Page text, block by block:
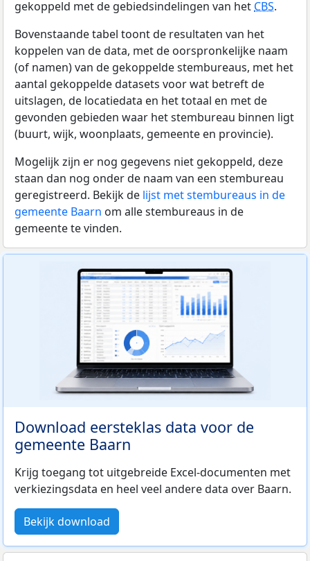
gekoppeld met de gebiedsindelingen van het CBS.
Bovenstaande tabel toont de resultaten van het
koppelen van de data, met de oorspronkelijke naam
(of namen) van de gekoppelde stembureaus, met het
aantal gekoppelde datasets voor wat betreft de
uitslagen, de locatiedata en het totaal en met de
gevonden gebieden waar het stembureau binnen ligt
(buurt, wijk, woonplaats, gemeente en provincie).
Mogelijk zijn er nog gegevens niet gekoppeld, deze
staan dan nog onder de naam van een stembureau
geregistreerd. Bekijk de lijst met stembureaus in de
gemeente Baarn om alle stembureaus in de
gemeente te vinden.
Download eersteklas data voor de
gemeente Baarn
Krijg toegang tot uitgebreide Excel-documenten met
verkiezingsdata en heel veel andere data over Baarn.
Bekijk download